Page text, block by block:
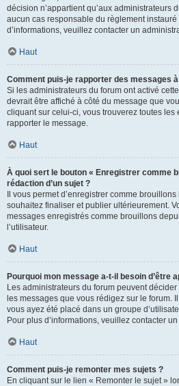
décision n’appartient qu’aux administrateurs
aucun cas responsable du règlement
d’informations, veuillez contacter un
Haut
Comment puis-je rapporter des messages
Si les administrateurs du forum ont activé
devrait être affiché à côté du message que
cliquant sur celui-ci, vous trouverez toutes les
rapporter le message.
Haut
À quoi sert le bouton « Enregistrer comme
rédaction d’un sujet ?
Il vous permet d’enregistrer comme
souhaitez finaliser et publier ultérieurement.
messages enregistrés comme brouillons
l’utilisateur.
Haut
Pourquoi mon message a-t-il besoin d’être
Les administrateurs du forum peuvent
les messages que vous rédigez sur le forum.
vous ayez été placé dans un groupe
Pour plus d’informations, veuillez contacter
Haut
Comment puis-je remonter mes sujets ?
En cliquant sur le lien « Remonter le sujet »